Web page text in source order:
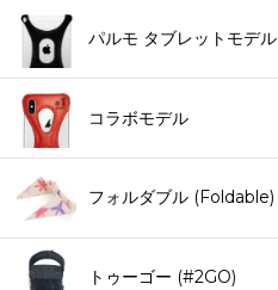
パルモ タブレットモデル
コラボモデル
フォルダブル (Foldable)
トゥーゴー (#2GO)